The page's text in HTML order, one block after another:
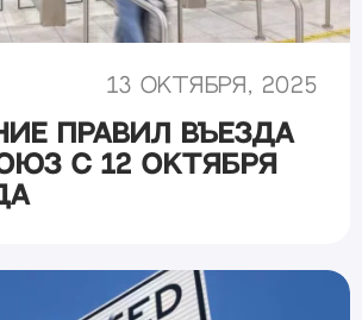
13 октября, 2025
правил въезда
с 12 октября